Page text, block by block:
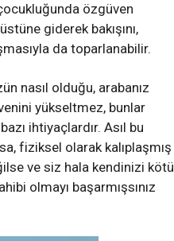
özgüven
giderek bakışını,
da toparlanabilir.
nasıl olduğu, arabanız
yükseltmez, bunlar
ihtiyaçlardır. Asıl bu
fiziksel olarak kalıplaşmış
ve siz hala kendinizi kötü
olmayı başarmışsınız